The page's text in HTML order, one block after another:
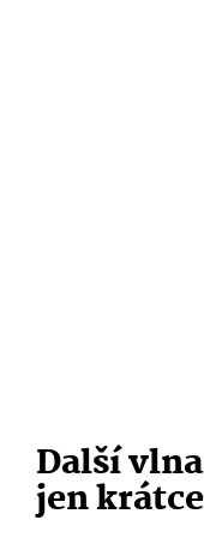
Další
jen